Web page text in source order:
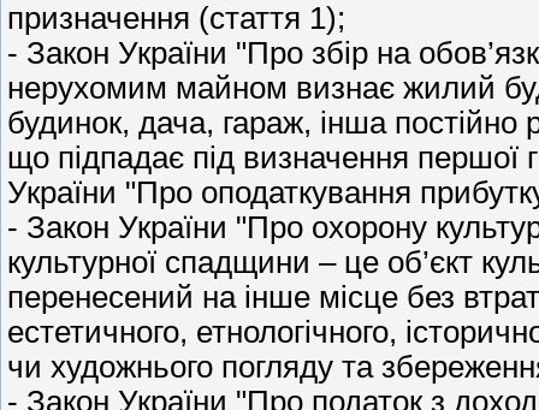
призначення (стаття 1);
- Закон України "Про збір на
нерухомим майном визнає жилий
будинок, дача, гараж, інша постійно
що підпадає під визначення першої
України "Про оподаткування
- Закон України "Про охорону
культурної спадщини – це об’єкт
перенесений на інше місце без
естетичного, етнологічного,
чи художнього погляду та
- Закон України "Про податок з